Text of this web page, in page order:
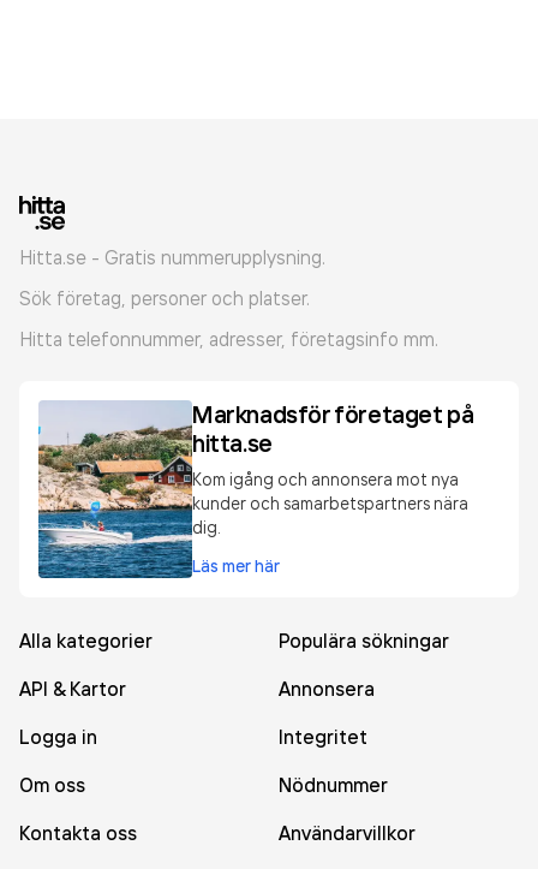
Hitta.se - Gratis nummerupplysning.
Sök företag, personer och platser.
Hitta telefonnummer, adresser, företagsinfo mm.
Marknadsför företaget på
hitta.se
Kom igång och annonsera mot nya
kunder och samarbetspartners nära
dig.
Läs mer här
Alla kategorier
Populära sökningar
API & Kartor
Annonsera
Logga in
Integritet
Om oss
Nödnummer
Kontakta oss
Användarvillkor